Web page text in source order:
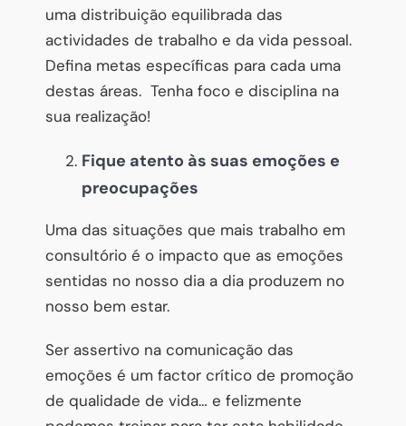
uma distribuição equilibrada das
actividades de trabalho e da vida pessoal.
Defina metas específicas para cada uma
destas áreas. Tenha foco e disciplina na
sua realização!
Fique atento às suas emoções e
preocupações
Uma das situações que mais trabalho em
consultório é o impacto que as emoções
sentidas no nosso dia a dia produzem no
nosso bem estar.
Ser assertivo na comunicação das
emoções é um factor crítico de promoção
de qualidade de vida… e felizmente